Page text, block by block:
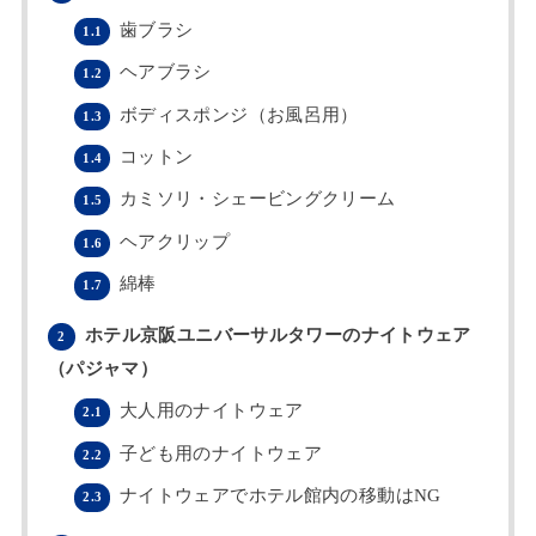
1.1 歯ブラシ
1.2 ヘアブラシ
1.3 ボディスポンジ（お風呂用）
1.4 コットン
1.5 カミソリ・シェービングクリーム
1.6 ヘアクリップ
1.7 綿棒
2
ホテル京阪ユニバーサルタワーのナイトウェア
（パジャマ）
2.1 大人用のナイトウェア
2.2 子ども用のナイトウェア
2.3 ナイトウェアでホテル館内の移動はNG